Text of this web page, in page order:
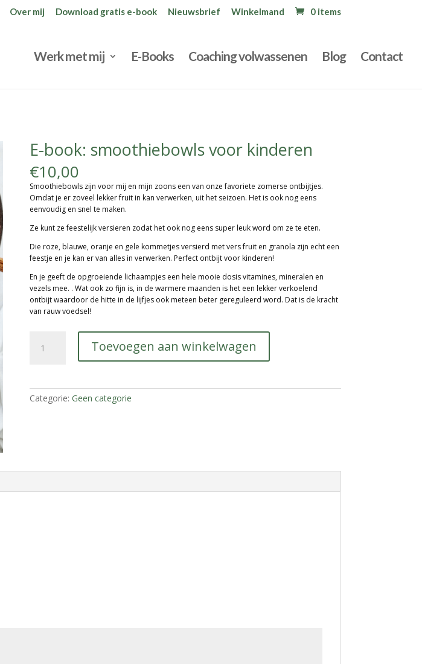
Over mij Download gratis e-book Nieuwsbrief Winkelmand 0 items
Werk met mij E-Books Coaching volwassenen Blog Contact
E-book: smoothiebowls voor kinderen
€10,00
Smoothiebowls zijn voor mij en mijn zoons een van onze favoriete zomerse ontbijtjes.
Omdat je er zoveel lekker fruit in kan verwerken, uit het seizoen. Het is ook nog eens
eenvoudig en snel te maken.
Ze kunt ze feestelijk versieren zodat het ook nog eens super leuk word om ze te eten.
Die roze, blauwe, oranje en gele kommetjes versierd met vers fruit en granola zijn echt een
feestje en je kan er van alles in verwerken. Perfect ontbijt voor kinderen!
En je geeft de opgroeiende lichaampjes een hele mooie dosis vitamines, mineralen en
vezels mee. . Wat ook zo fijn is, in de warmere maanden is het een lekker verkoelend
ontbijt waardoor de hitte in de lijfjes ook meteen beter gereguleerd word. Dat is de kracht
van rauw voedsel!
book:
smoothiebowls
aantal
Toevoegen aan winkelwagen
Categorie: Geen categorie